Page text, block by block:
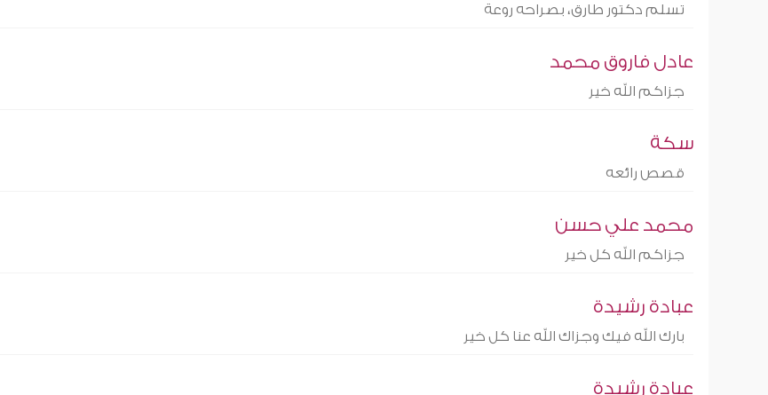
تسلم دكتور طارق، بصراحه روعة
عادل فاروق محمد
جزاكم الله خير
سكة
قصص رائعه
محمد علي حسن
جزاكم الله كل خير
عبادة رشيدة
بارك الله فيك وجزاك الله عنا كل خير
عبادة رشيدة